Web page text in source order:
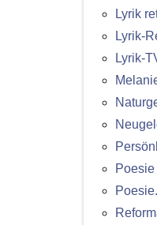
Lyrik
Lyrik-
Lyrik-